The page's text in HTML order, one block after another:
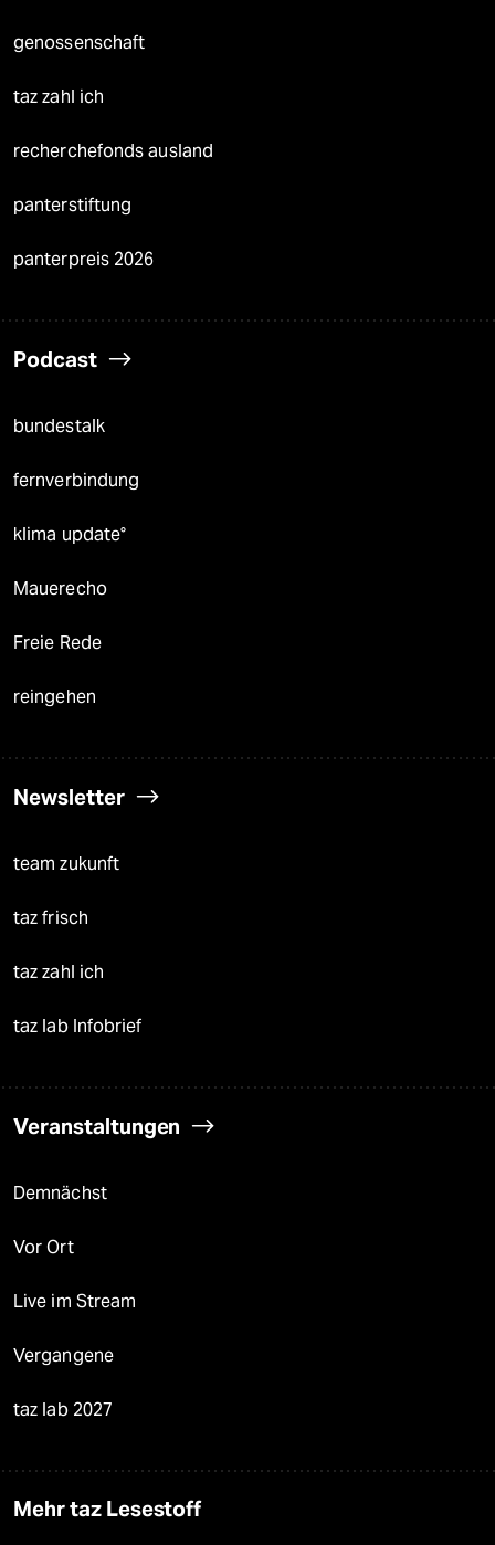
genossenschaft
taz zahl ich
recherchefonds ausland
panterstiftung
panterpreis 2026
Podcast
bundestalk
fernverbindung
klima update°
Mauerecho
Freie Rede
reingehen
Newsletter
team zukunft
taz frisch
taz zahl ich
taz lab Infobrief
Veranstaltungen
Demnächst
Vor Ort
Live im Stream
Vergangene
taz lab 2027
Mehr taz Lesestoff